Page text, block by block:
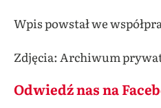
Wpis powstał we
Zdjęcia: Archiwum
Odwiedź nas na